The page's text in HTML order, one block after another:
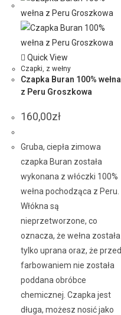
Quick View
Czapki, z wełny
Czapka Buran 100% wełna
z Peru Groszkowa
160,00zł
Gruba, ciepła zimowa
czapka Buran została
wykonana z włóczki 100%
wełna pochodząca z Peru.
Włókna są
nieprzetworzone, co
oznacza, że wełna została
tylko uprana oraz, że przed
farbowaniem nie została
poddana obróbce
chemicznej. Czapka jest
długa, możesz nosić jako